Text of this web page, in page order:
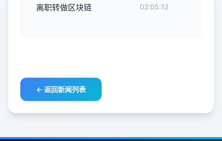
离职转做区块链
02:05:12
← 返回新闻列表